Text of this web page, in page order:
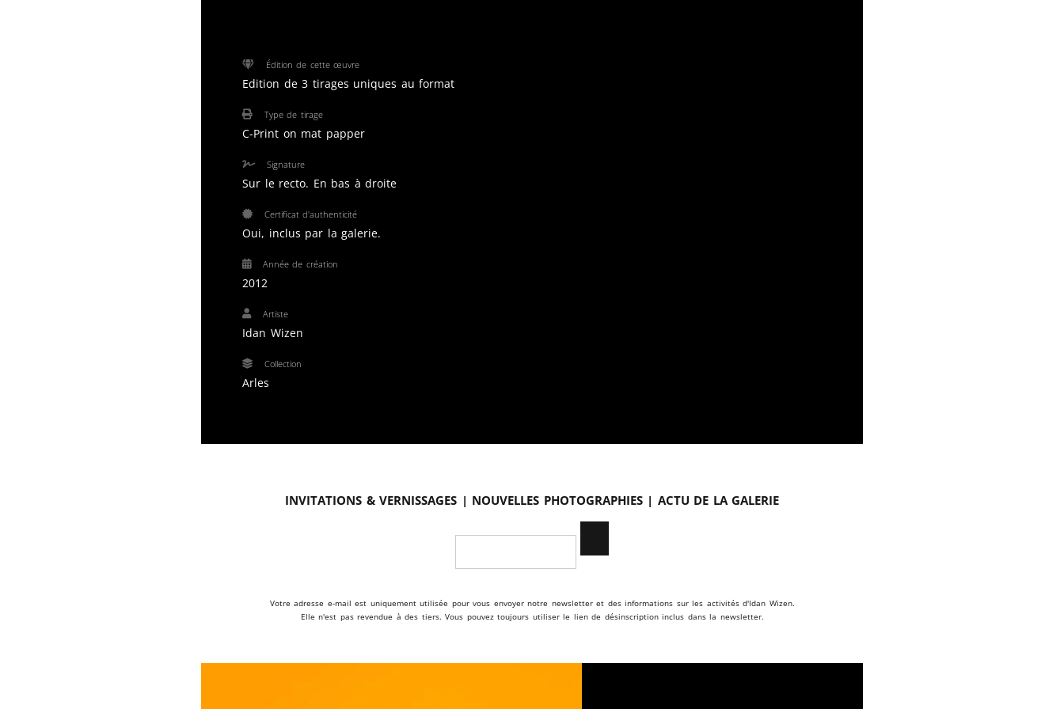
Édition de cette œuvre
Edition de 3 tirages uniques au format
Type de tirage
C-Print on mat papper
Signature
Sur le recto. En bas à droite
Certificat d'authenticité
Oui, inclus par la galerie.
Année de création
2012
Artiste
Idan Wizen
Collection
Arles
Invitations & vernissages | Nouvelles photographies | Actu de la galerie
Votre adresse e-mail est uniquement utilisée pour vous envoyer notre newsletter et des informations sur les activités d'Idan Wizen.
Elle n'est pas revendue à des tiers. Vous pouvez toujours utiliser le lien de désinscription inclus dans la newsletter.